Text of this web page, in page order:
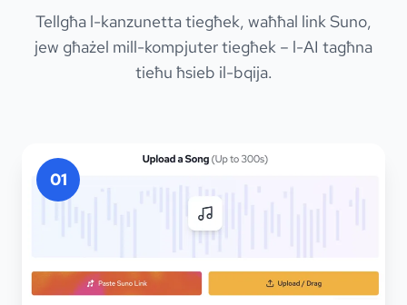
Tellgħa l-kanzunetta tiegħek, waħħal link Suno,
jew għażel mill-kompjuter tiegħek – l-AI tagħna
tieħu ħsieb il-bqija.
01